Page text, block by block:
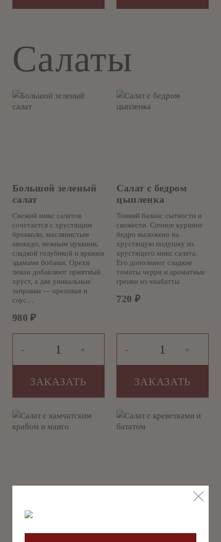
Салаты
Большой зеленый
салат
980 ₽
Свежий микс салатов
сочетается с хрустящим
брокколи, маслянистым
авокадо, нежным цуккини,
сладкой голубикой и яркими
эдамаме бобами. Орехи
пекан добавляют приятный
хруст, а две уникальные
заправки — ореховая и
соус…
- +
ЗАКАЗАТЬ
Салат с бедром
цыпленка
720 ₽
Тонкий баланс сытности и
свежести. Сочное куриное
бедро выложено на
хрустящую подушку из
хрустящего микс салата.
Его дополняют сладкие
томаты черри и ароматные
гренки из чиабатты
- +
ЗАКАЗАТЬ
камчатским